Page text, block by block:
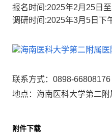
报名时间 :2025年2月 25 日至
调研时间 :2025年3月 5 日下
海南医科大学第二附属
联系方式： 0898-
地点：海南医科大学第二附
附件下载